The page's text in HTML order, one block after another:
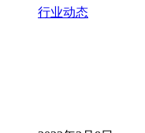
行业动态